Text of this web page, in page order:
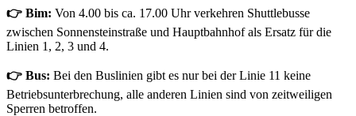
👉 Bim: Von 4.00 bis ca. 17.00 Uhr verkehren Shuttlebusse
zwischen Sonnensteinstraße und Hauptbahnhof als Ersatz für die
Linien 1, 2, 3 und 4.
👉 Bus: Bei den Buslinien gibt es nur bei der Linie 11 keine
Betriebsunterbrechung, alle anderen Linien sind von zeitweiligen
Sperren betroffen.